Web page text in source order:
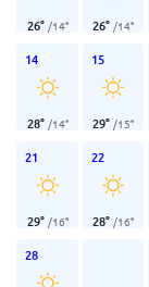
26° /14° 26° /14°
14
28° /14°
15
29° /15°
21
29° /16°
22
28° /16°
28